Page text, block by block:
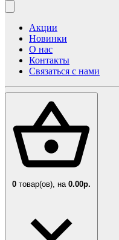
Акции
Новинки
О нас
Контакты
Связаться с нами
0 товар(ов), на 0.00р.